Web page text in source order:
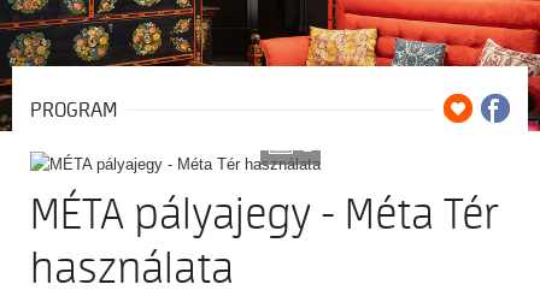
PROGRAM
2
MÉTA pályajegy - Méta Tér
használata